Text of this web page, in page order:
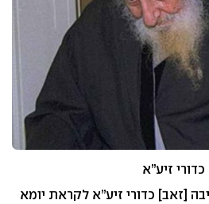
זיע”א
[זאב] כדורי זיע”א לקראת יומא